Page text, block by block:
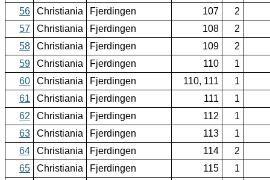
56
Christiania Fjerdingen 107
2
57
Christiania Fjerdingen 108
2
58
Christiania Fjerdingen 109
2
59
Christiania Fjerdingen 110
1
60
Christiania Fjerdingen 110, 111
1
61
Christiania Fjerdingen 111
1
62
Christiania Fjerdingen 112
1
63
Christiania Fjerdingen 113
1
64
Christiania Fjerdingen 114
2
65
Christiania Fjerdingen 115
1